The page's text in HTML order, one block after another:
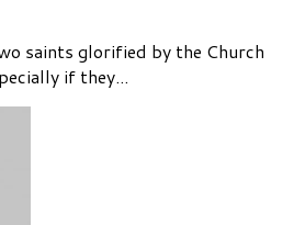
saints glorified by the Church
if they...